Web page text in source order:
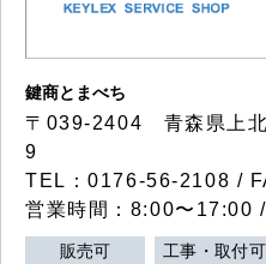
鍵商とまべち
〒039-2404 青森県上
9
TEL：0176-56-2108 /
営業時間：8:00〜17:00
販売可 工事・取付可